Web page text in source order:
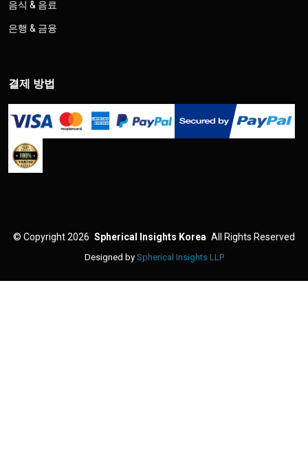
음식 & 음료
은행 & 금융
결제 방법
© Copyright 2026 Spherical Insights Korea All Rights Reserved
Designed by Spherical Insights LLP